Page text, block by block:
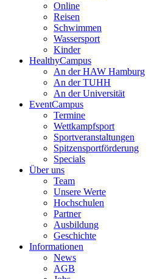
Online
Reisen
Schwimmen
Wassersport
Kinder
HealthyCampus
An der HAW Hamburg
An der TUHH
An der Universität
EventCampus
Termine
Wettkampfsport
Sportveranstaltungen
Spitzensportförderung
Specials
Über uns
Team
Unsere Werte
Hochschulen
Partner
Ausbildung
Geschichte
Informationen
News
AGB